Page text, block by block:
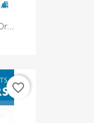
favorite_border